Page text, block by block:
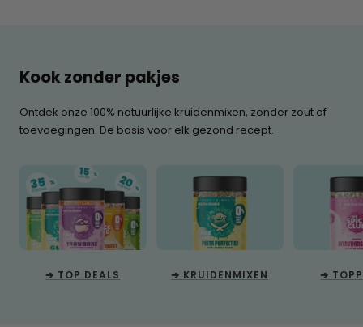
Kook zonder pakjes
Ontdek onze 100% natuurlijke kruidenmixen, zonder zout of
toevoegingen. De basis voor elk gezond recept.
➔ TOP DEALS ➔ KRUIDENMIXEN ➔